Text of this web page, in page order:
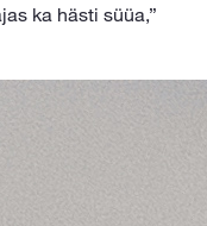
ka hästi süüa,”